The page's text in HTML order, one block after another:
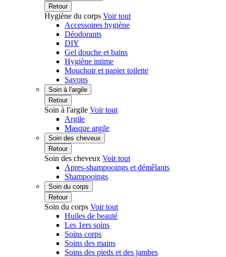
Retour
Hygiène du corps Voir tout
Accessoires hygiène
Déodorants
DIY
Gel douche et bains
Hygiène intime
Mouchoir et papier toilette
Savons
Soin à l'argile
Retour
Soin à l'argile Voir tout
Argile
Masque argile
Soin des cheveux
Retour
Soin des cheveux Voir tout
Apres-shampooings et démêlants
Shampooings
Soin du corps
Retour
Soin du corps Voir tout
Huiles de beauté
Les 1ers soins
Soins corps
Soins des mains
Soins des pieds et des jambes